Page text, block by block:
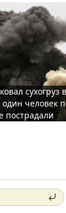
сухогруз
один человек
пострадали